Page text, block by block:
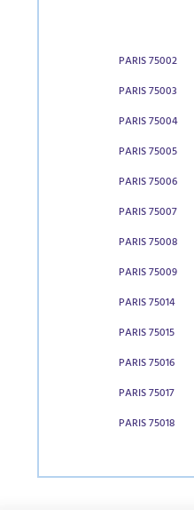
PARIS 75002
PARIS 75003
PARIS 75004
PARIS 75005
PARIS 75006
PARIS 75007
PARIS 75008
PARIS 75009
PARIS 75014
PARIS 75015
PARIS 75016
PARIS 75017
PARIS 75018